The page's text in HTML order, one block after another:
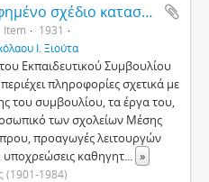
Δακτυλογραφημένο σχέδιο καταστατικού Εκπαιδευτικού Συμβουλίου Μέσης Παιδείας
Item
1931
Ι. Ξιούτα
Εκπαιδευτικού Συμβουλίου
πληροφορίες σχετικά με
του συμβουλίου, τα έργα του,
των σχολείων Μέσης
προαγωγές λειτουργών
υποχρεώσεις καθηγητ... »
(1901-1984)